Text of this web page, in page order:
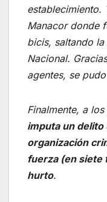
establecimiento.
Manacor donde
bicis, saltando
Nacional.
agentes, se
Finalmente, a
imputa un delito
organización
fuerza (en siete
hurto.